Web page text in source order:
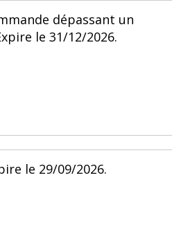
dépassant un
le 31/12/2026.
le 29/09/2026.